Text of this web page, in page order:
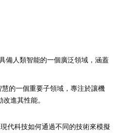
備人類智能的一個廣泛領域，涵蓋
的一個重要子領域，專注於讓機
進其性能。
代科技如何通過不同的技術來模擬